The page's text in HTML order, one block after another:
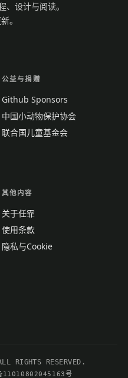
设计与阅读。
。
公益与捐赠
Github Sponsors
中国小动物保护协会
联合国儿童基金会
其他内容
关于任霏
使用条款
隐私与Cookie
RIGHTS RESERVED.
11010802045163号